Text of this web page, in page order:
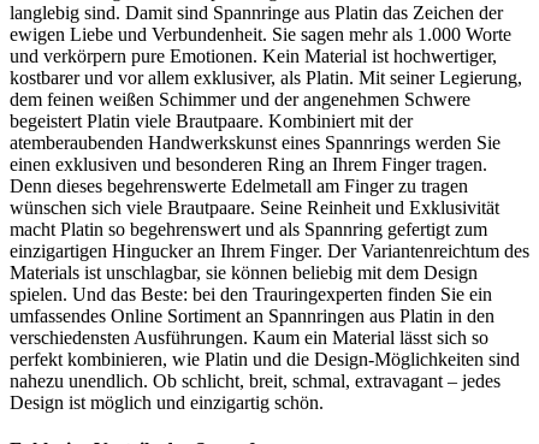
langlebig sind. Damit sind Spannringe aus Platin das Zeichen der
ewigen Liebe und Verbundenheit. Sie sagen mehr als 1.000 Worte
und verkörpern pure Emotionen. Kein Material ist hochwertiger,
kostbarer und vor allem exklusiver, als Platin. Mit seiner Legierung,
dem feinen weißen Schimmer und der angenehmen Schwere
begeistert Platin viele Brautpaare. Kombiniert mit der
atemberaubenden Handwerkskunst eines Spannrings werden Sie
einen exklusiven und besonderen Ring an Ihrem Finger tragen.
Denn dieses begehrenswerte Edelmetall am Finger zu tragen
wünschen sich viele Brautpaare. Seine Reinheit und Exklusivität
macht Platin so begehrenswert und als Spannring gefertigt zum
einzigartigen Hingucker an Ihrem Finger. Der Variantenreichtum des
Materials ist unschlagbar, sie können beliebig mit dem Design
spielen. Und das Beste: bei den Trauringexperten finden Sie ein
umfassendes Online Sortiment an Spannringen aus Platin in den
verschiedensten Ausführungen. Kaum ein Material lässt sich so
perfekt kombinieren, wie Platin und die Design-Möglichkeiten sind
nahezu unendlich. Ob schlicht, breit, schmal, extravagant – jedes
Design ist möglich und einzigartig schön.